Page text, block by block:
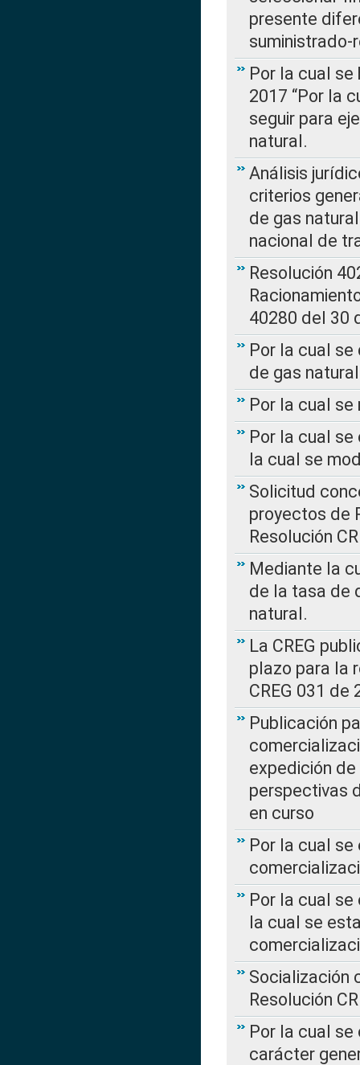
presente
Por la cual se
2017 “Por la
seguir para
natural.
Análisis
criterios
de gas
nacional de
Resolución
40280 del 30
Por la cual
de gas natural
Por la cual se
Por la cual se
la cual se
Solicitud
proyectos de
Resolución
Mediante la
de la tasa de
natural.
La CREG
plazo para la
CREG 031 de
Publicación
expedición de
perspectivas
en curso
Por la cual
Por la cual se
la cual se
Socialización
Resolución
Por la cual
carácter